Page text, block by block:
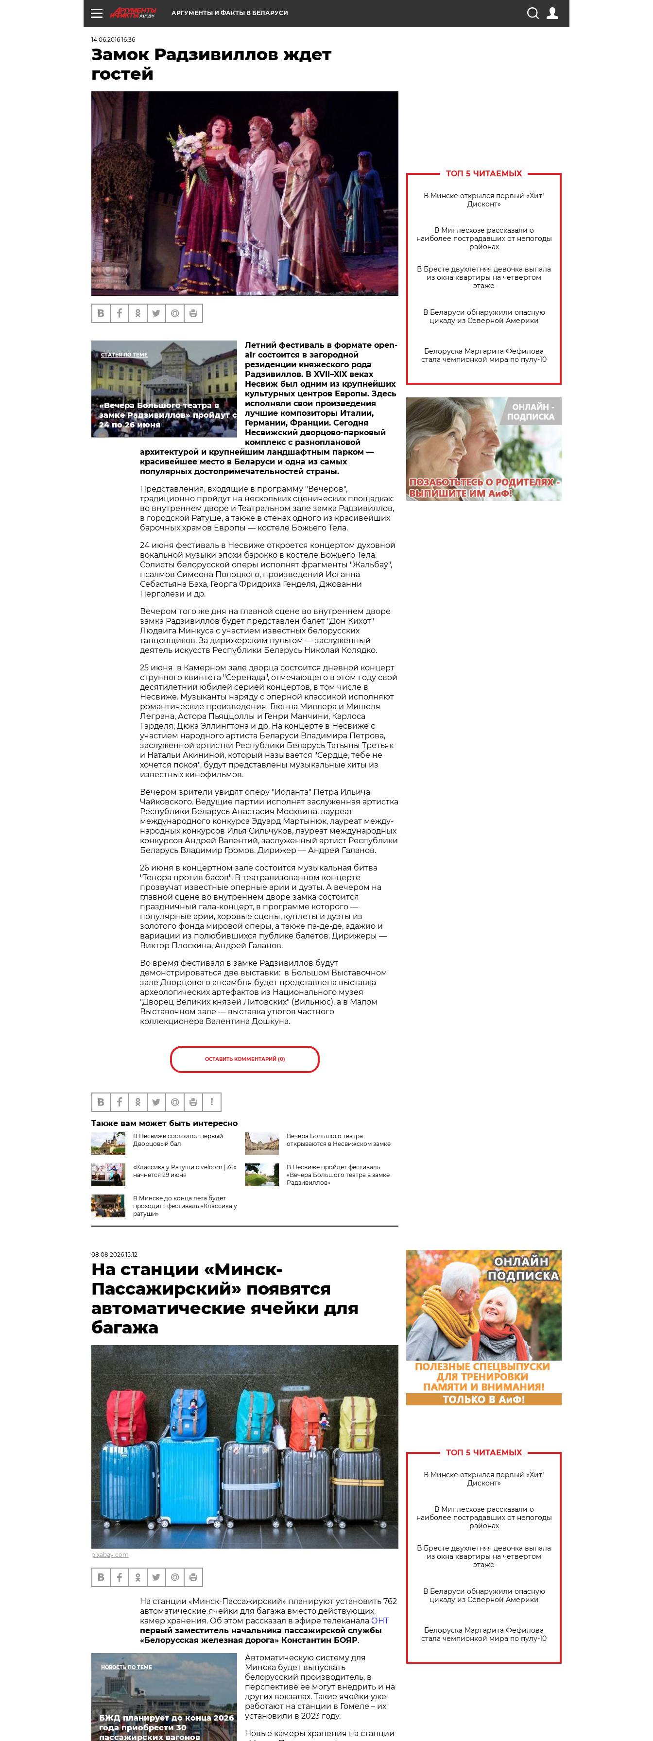
AIF.BY АРГУМЕНТЫ И ФАКТЫ В БЕЛАРУСИ
14.06.2016 16:36
Замок Радзивиллов ждет
гостей
СТАТЬЯ ПО ТЕМЕ
«Вечера Большого театра в
замке Радзивиллов» пройдут с
24 по 26 июня
Летний фестиваль в формате open-
air состоится в загородной
резиденции княжеского рода
Радзивиллов. В XVII–XIX веках
Несвиж был одним из крупнейших
культурных центров Европы. Здесь
исполняли свои произведения
лучшие композиторы Италии,
Германии, Франции. Сегодня
Несвижский дворцово-парковый
комплекс с разноплановой
архитектурой и крупнейшим ландшафтным парком —
красивейшее место в Беларуси и одна из самых
популярных достопримечательностей страны.
Представления, входящие в программу "Вечеров",
традиционно пройдут на нескольких сценических площадках:
во внутреннем дворе и Театральном зале замка Радзивиллов,
в го­родской Ратуше, а также в стенах одного из кра­сивейших
барочных храмов Европы — костеле Божьего Тела.
24 июня фестиваль в Несвиже откроется концертом духовной
вокальной музыки эпохи барокко в костеле Божьего Тела.
Солисты белорусской оперы исполнят фрагменты "Жальбаў",
псалмов Симеона Полоцкого, произведе­ний Иоганна
Себастьяна Баха, Георга Фридриха Генделя, Джованни
Перголези и др.
Вечером того же дня на главной сцене во вну­треннем дворе
замка Радзивиллов будет представлен балет "Дон Кихот"
Людвига Минкуса с участием известных белорусских
танцовщиков. За дирижерским пультом — заслуженный
деятель ис­кусств Республики Беларусь Николай Колядко.
25 июня в Камерном зале дворца состоится дневной концерт
струнного квинтета "Серенада", отмечающего в этом году свой
десятилетний юбилей серией концертов, в том числе в
Несвиже. Музыканты наряду с оперной классикой исполняют
романтические произведения Гленна Миллера и Мишеля
Леграна, Астора Пьяццоллы и Генри Манчини, Карлоса
Гарделя, Дюка Эллингтона и др. На концерте в Несвиже с
участием народного артиста Беларуси Влади­мира Петрова,
заслуженной артистки Республики Беларусь Татьяны Третьяк
и Натальи Акининой, который называется "Сердце, тебе не
хочется покоя", будут представлены музыкальные хиты из
известных кинофильмов.
Вечером зрители увидят оперу "Иоланта" Петра Ильича
Чайковского. Веду­щие партии исполнят заслуженная артист­ка
Республики Беларусь Анастасия Москвина, лауреат
международного конкурса Эдуард Мартынюк, лауреат между­
народных конкурсов Илья Сильчуков, лауреат международных
конкурсов Андрей Ва­лентий, заслуженный артист Республики
Беларусь Владимир Громов. Дири­жер — Андрей Галанов.
26 июня в концертном зале состоится музы­кальная битва
"Тенора против басов". В театрализованном концерте
прозвучат известные оперные арии и дуэты. А вечером на
главной сцене во внутреннем дворе замка состоится
праздничный гала-концерт, в программе которого —
популярные арии, хоровые сцены, куплеты и дуэты из
золотого фонда мировой оперы, а также па-де-де, адажио и
вариации из полюбив­шихся публике балетов. Дирижеры —
Виктор Плоскина, Андрей Галанов.
Во время фестиваля в замке Радзивиллов будут
демонстрироваться две выставки: в Большом Выставочном
зале Дворцового ансамбля будет представлена выставка
археологических артефактов из Национального музея
"Дворец Великих князей Литовских" (Вильнюс), а в Малом
Выставочном зале — выставка утюгов частного
коллекционера Валентина Дошкуна.
ОСТАВИТЬ КОММЕНТАРИЙ (0)
Также вам может быть интересно
В Несвиже состоится первый
Дворцовый бал
Вечера Большого театра
открываются в Несвижском замке
«Классика у Ратуши с velcom | A1»
начнется 29 июня
В Несвиже пройдет фестиваль
«Вечера Большого театра в замке
Радзивиллов»
В Минске до конца лета будет
проходить фестиваль «Классика у
ратуши»
ТОП 5 ЧИТАЕМЫХ
В Минске открылся первый «Хит!
Дисконт»
В Минлесхозе рассказали о
наиболее пострадавших от непогоды
районах
В Бресте двухлетняя девочка выпала
из окна квартиры на четвертом
этаже
В Беларуси обнаружили опасную
цикаду из Северной Америки
Белоруска Маргарита Фефилова
стала чемпионкой мира по пулу-10
08.08.2026 15:12
На станции «Минск-
Пассажирский» появятся
автоматические ячейки для
багажа
pixabay.com
На станции «Минск-Пассажирский» планируют установить 762
автоматические ячейки для багажа вместо действующих
камер хранения. Об этом рассказал в эфире телеканала ОНТ
первый заместитель начальника пассажирской службы
«Белорусская железная дорога» Константин БОЯР.
НОВОСТЬ ПО ТЕМЕ
БЖД планирует до конца 2026
года приобрести 30
пассажирских вагонов
Автоматическую систему для
Минска будет выпускать
белорусский производитель, в
перспективе ее могут внедрить и на
других вокзалах. Такие ячейки уже
работают на станции в Гомеле – их
установили в 2023 году.
Новые камеры хранения на станции
ТОП 5 ЧИТАЕМЫХ
В Минске открылся первый «Хит!
Дисконт»
В Минлесхозе рассказали о
наиболее пострадавших от непогоды
районах
В Бресте двухлетняя девочка выпала
из окна квартиры на четвертом
этаже
В Беларуси обнаружили опасную
цикаду из Северной Америки
Белоруска Маргарита Фефилова
стала чемпионкой мира по пулу-10